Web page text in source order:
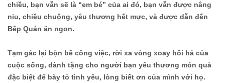
chiều, bạn vẫn sẽ là “em bé” của ai đó, bạn vẫn được nâng
niu, chiều chuộng, yêu thương hết mực, và được dẫn đến
Bếp Quán ăn ngon.
Tạm gác lại bộn bề công việc, rời xa vòng xoay hối hả của
cuộc sống, dành tặng cho người bạn yêu thương món quà
đặc biệt để bày tỏ tình yêu, lòng biết ơn của mình với họ.